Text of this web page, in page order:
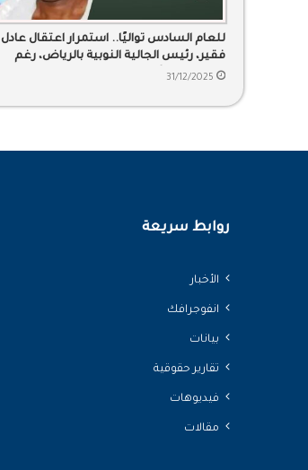
للعام السادس تواليًا.. استمرار اعتقال عادل
فقير، رئيس الجالية النوبية بالرياض، رغم
بلوغه 68 عامًا
31/12/2025
روابط سريعة
الأخبار
انفوجرافك
بيانات
تقارير حقوقية
فيديوهات
مقالات